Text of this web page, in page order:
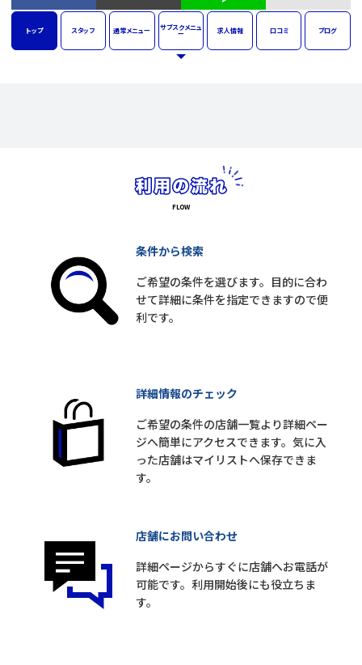
トップ スタッフ 通常メニュー サブスクメニュ
ー 求人情報 口コミ ブログ
条件から検索
ご希望の条件を選びます。目的に合わ
せて詳細に条件を指定できますので便
利です。
詳細情報のチェック
ご希望の条件の店舗一覧より詳細ペー
ジへ簡単にアクセスできます。気に入
った店舗はマイリストへ保存できま
す。
店舗にお問い合わせ
詳細ページからすぐに店舗へお電話が
可能です。利用開始後にも役立ちま
す。